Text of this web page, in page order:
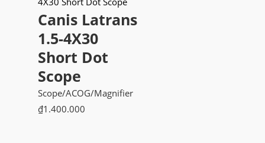
Canis Latrans
1.5-4X30
Short Dot
Scope
Scope/ACOG/Magnifier
₫1.400.000